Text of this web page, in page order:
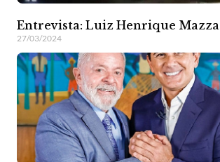
Entrevista: Luiz Henrique Mazza
27/03/2024